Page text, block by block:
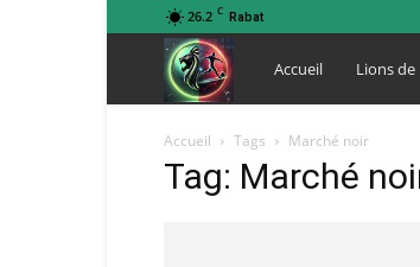
26.2 C Rabat
Lions
de
Accueil Lions de
Accueil Tags Marché noir
Tag: Marché